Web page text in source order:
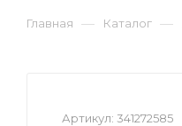
Главная — Каталог —
Артикул: 341272585